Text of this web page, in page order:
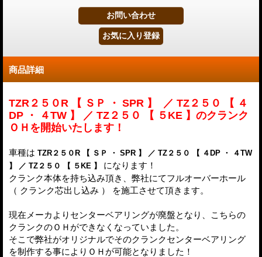
商品詳細
TZR２５０R 【 ＳＰ ・ SPR 】 ／ TZ２５０ 【 ４
DP ・ ４TW 】 ／ TZ２５０ 【 ５KE 】のクランク
ＯＨを開始いたします！
車種は TZR２５０R 【 ＳＰ ・ SPR 】 ／ TZ２５０ 【 ４DP ・ ４TW
】 ／ TZ２５０ 【 ５KE 】 になります！
クランク本体を持ち込み頂き、弊社にてフルオーバーホール
（ クランク芯出し込み ） を施工させて頂きます。
現在メーカよりセンターベアリングが廃盤となり、こちらの
クランクのＯＨができなくなっていました。
そこで弊社がオリジナルでそのクランクセンターベアリング
を制作する事によりＯＨが可能となりました！